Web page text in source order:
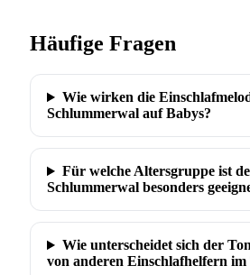
Häufige Fragen
Wie wirken die
Schlummerwal auf Babys?
Für welche Altersgruppe ist
Schlummerwal besonders
Wie unterscheidet sich der
von anderen Einschlafhelfern im